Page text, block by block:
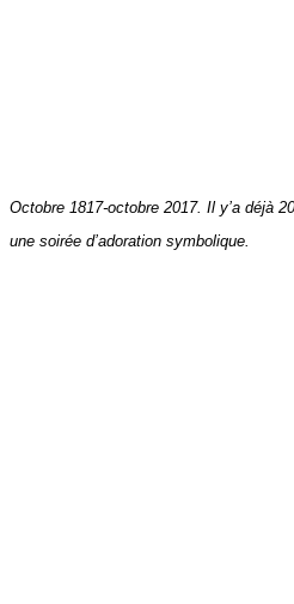
Octobre 1817-octobre 2017. Il y’a déjà
une soirée d’adoration symbolique.